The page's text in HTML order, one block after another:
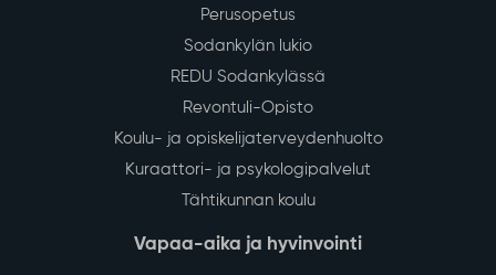
Perusopetus
Sodankylän lukio
REDU Sodankylässä
Revontuli-Opisto
Koulu- ja opiskelijaterveydenhuolto
Kuraattori- ja psykologipalvelut
Tähtikunnan koulu
Vapaa-aika ja hyvinvointi